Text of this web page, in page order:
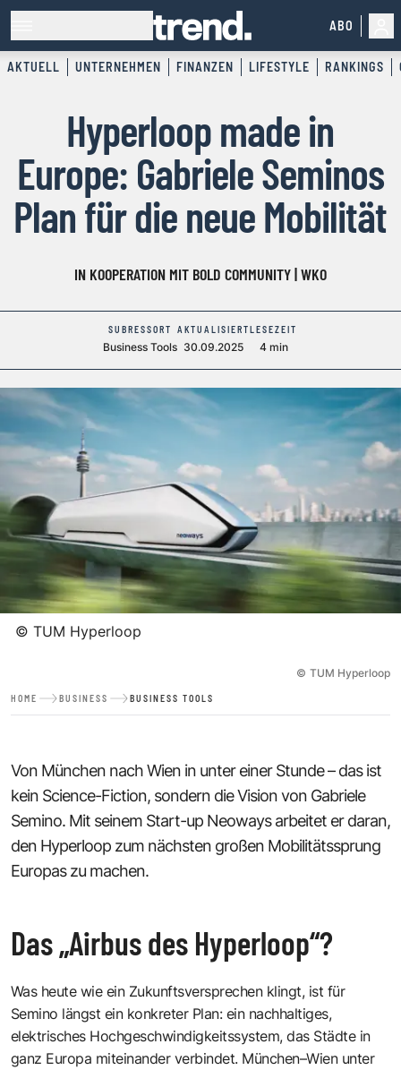
ABO
AKTUELL UNTERNEHMEN FINANZEN LIFESTYLE RANKINGS
Hyperloop made in
Europe: Gabriele Seminos
Plan für die neue Mobilität
IN KOOPERATION MIT BOLD COMMUNITY | WKO
SUBRESSORT
Business Tools
AKTUALISIERT
30.09.2025
LESEZEIT
4 min
© TUM Hyperloop
© TUM Hyperloop
HOME BUSINESS BUSINESS TOOLS
Von München nach Wien in unter einer Stunde – das ist
kein Science-Fiction, sondern die Vision von Gabriele
Semino. Mit seinem Start-up Neoways arbeitet er daran,
den Hyperloop zum nächsten großen Mobilitätssprung
Europas zu machen.
Das „Airbus des Hyperloop“?
Was heute wie ein Zukunftsversprechen klingt, ist für
Semino längst ein konkreter Plan: ein nachhaltiges,
elektrisches Hochgeschwindigkeitssystem, das Städte in
ganz Europa miteinander verbindet. München–Wien unter